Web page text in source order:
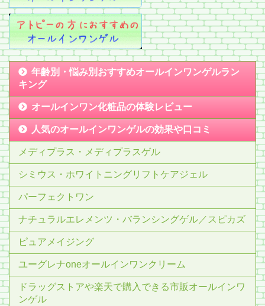
年齢別・悩み別おすすめオールインワンゲルラン
キング
オールインワン化粧品の体験レビュー
人気のオールインワンゲルの効果や口コミ
メディプラス・メディプラスゲル
シミウス・ホワイトニングリフトケアジェル
パーフェクトワン
ナチュラルエレメンツ・バランシングゲル／スピカズ
ピュアメイジング
ユーグレナoneオールインワンクリーム
ドラッグストアや楽天で購入できる市販オールインワ
ンゲル